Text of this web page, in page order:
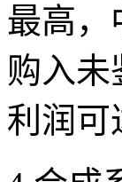
最高，
购入未
利润可